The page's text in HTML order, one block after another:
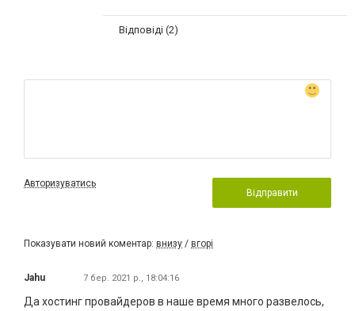
Відповіді (2)
Авторизуватись
Відправити
Показувати новий коментар: внизу / вгорі
Jahu 7 бер. 2021 р., 18:04:16
Да хостинг провайдеров в наше время много развелось,